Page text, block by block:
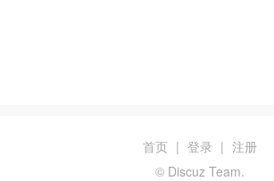
首页 | 登录 | 注册
© Discuz Team.